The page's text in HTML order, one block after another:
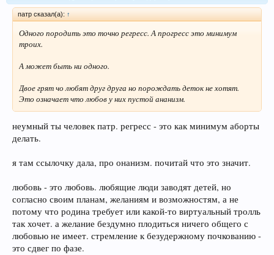
патр сказал(а): ↑
Одного породить это точно регресс. А прогресс это минимум
троих.
А может быть ни одного.
Двое грят чо любят друг друга но порождать деток не хотят.
Это означает что любов у них пустой ананизм.
неумный ты человек патр. регресс - это как минимум аборты
делать.
я там ссылочку дала, про онанизм. почитай что это значит.
любовь - это любовь. любящие люди заводят детей, но
согласно своим планам, желаниям и возможностям, а не
потому что родина требует или какой-то виртуальный тролль
так хочет. а желание бездумно плодиться ничего общего с
любовью не имеет. стремление к безудержному почкованию -
это сдвег по фазе.